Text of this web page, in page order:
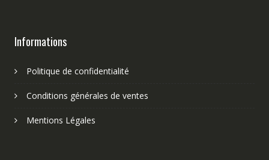
Informations
Politique de confidentialité
Conditions générales de ventes
Mentions Légales